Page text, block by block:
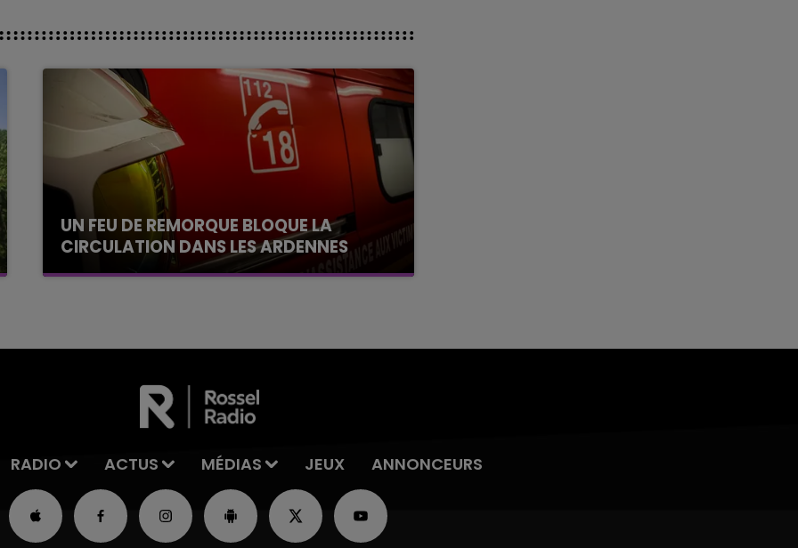
UN FEU DE REMORQUE BLOQUE LA
CIRCULATION DANS LES ARDENNES
Un feu de remorque s'est déclaré ce mercredi
RADIO ACTUS MÉDIAS JEUX ANNONCEURS